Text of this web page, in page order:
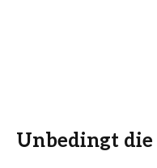
Unbedingt